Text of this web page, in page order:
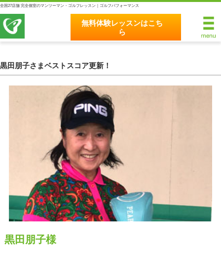
全国27店舗 完全個室のマンツーマン・ゴルフレッスン｜ゴルフパフォーマンス
無料体験レッスンはこち
ら
無料体験レッスンはこちら
完全個室マンツーマンレッスン
統一されたレッスン理論
最新のスイング解析システム
独自のコースティーチング
クラブフィッティングの５つのこだわり
全額返金保証
原田メソッド
黒田朋子さまベストスコア更新！
黒田朋子様